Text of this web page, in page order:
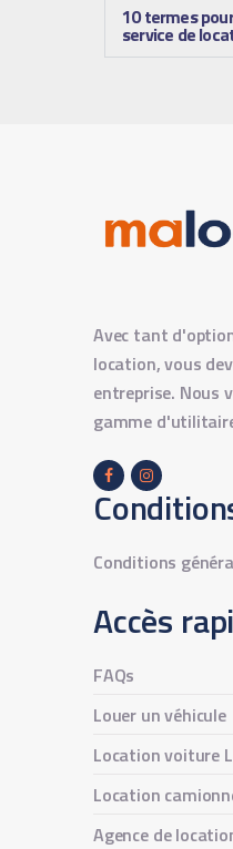
10 termes
service de
Avec tant
location, vous
entreprise. Nous
gamme
Conditions
Accès
FAQs
Louer un véhicule
Location voiture
Location
Agence de